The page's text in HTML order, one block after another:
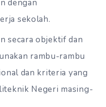
dengan
sekolah.
secara objektif dan
rambu-rambu
dan kriteria yang
Negeri masing-